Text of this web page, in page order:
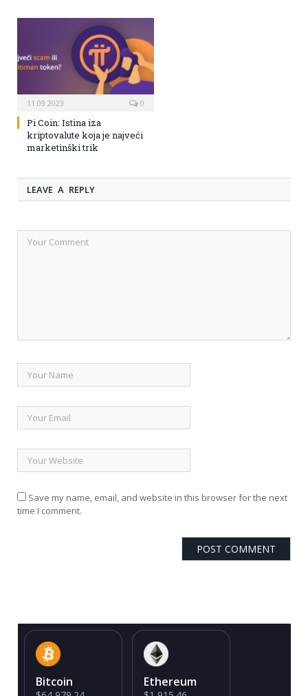
11.09.2023 0
Pi Coin: Istina iza
kriptovalute koja je najveći
marketinški trik
LEAVE A REPLY
Save my name, email, and website in this browser for the next
time I comment.
Bitcoin Ethereum